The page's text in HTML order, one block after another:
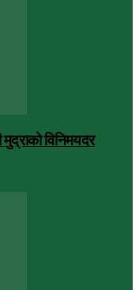
मुद्राको विनिमयदर